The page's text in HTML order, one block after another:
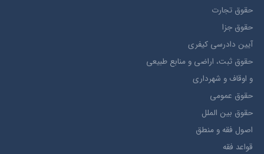
حقوق تجارت
حقوق جزا
آيین دادرسی کیفری
حقوق ثبت، اراضي و منابع طبيعي
و اوقاف و شهرداری
حقوق عمومی
حقوق بين الملل
اصول فقه و منطق
قواعد فقه